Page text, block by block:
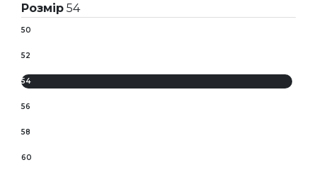
Розмір 54
50
52
54
56
58
60